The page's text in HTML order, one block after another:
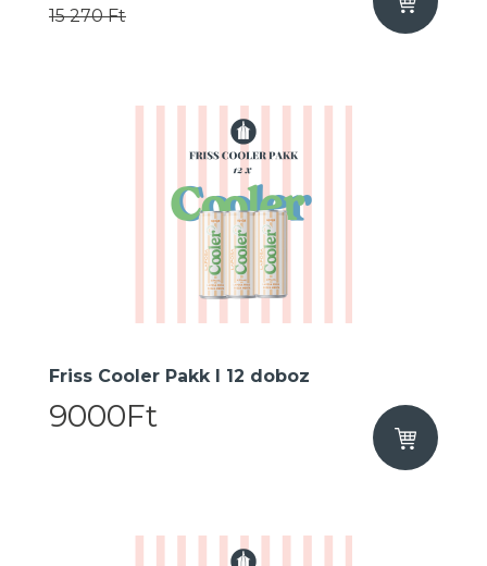
15 270 Ft
Friss Cooler Pakk I 12 doboz
9000Ft